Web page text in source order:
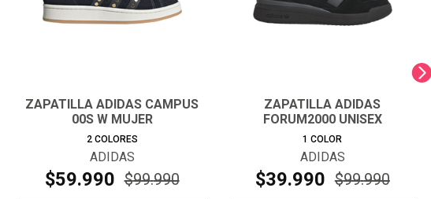
ZAPATILLA ADIDAS CAMPUS
00S W MUJER
2 COLORES
ADIDAS
$59.990 $99.990
ZAPATILLA ADIDAS
FORUM2000 UNISEX
1 COLOR
ADIDAS
$39.990 $99.990